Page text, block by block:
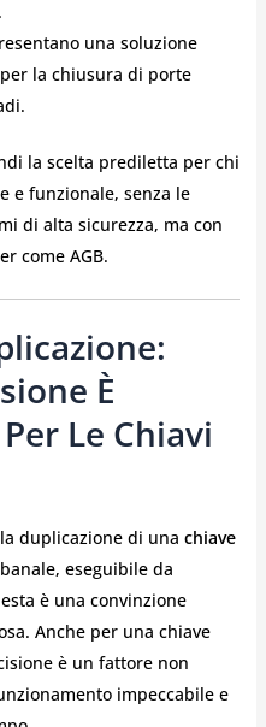
una soluzione
la chiusura di porte
la scelta prediletta per chi
e funzionale, senza le
di alta sicurezza, ma con
come AGB.
È
Le Chiavi
duplicazione di una chiave
eseguibile da
è una convinzione
Anche per una chiave
è un fattore non
impeccabile e